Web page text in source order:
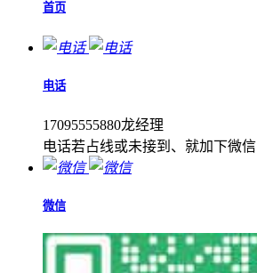
首页
电话
17095555880龙经理
电话若占线或未接到、就加下微信
微信